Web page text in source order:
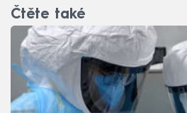
Čtěte také